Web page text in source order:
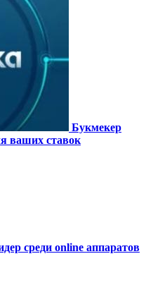
Букмекер
ваших ставок
среди online аппаратов